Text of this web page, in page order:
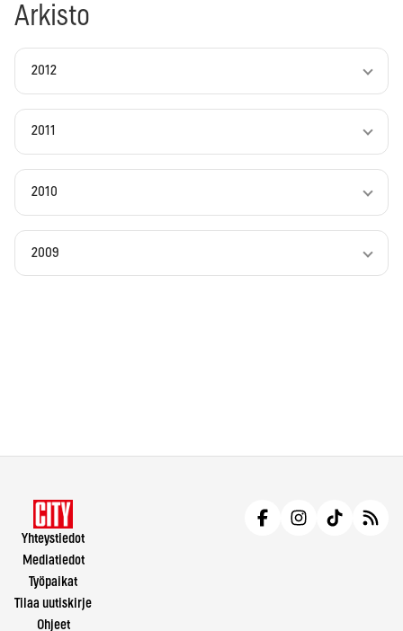
Arkisto
2012
2011
2010
2009
Yhteystiedot
Mediatiedot
Työpaikat
Tilaa uutiskirje
Ohjeet